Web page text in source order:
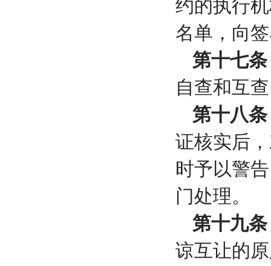
约的执行
名单，向
第十七条
自查和互
第十八条
证核实后
时予以警
门处理。
第十九条
谅互让的